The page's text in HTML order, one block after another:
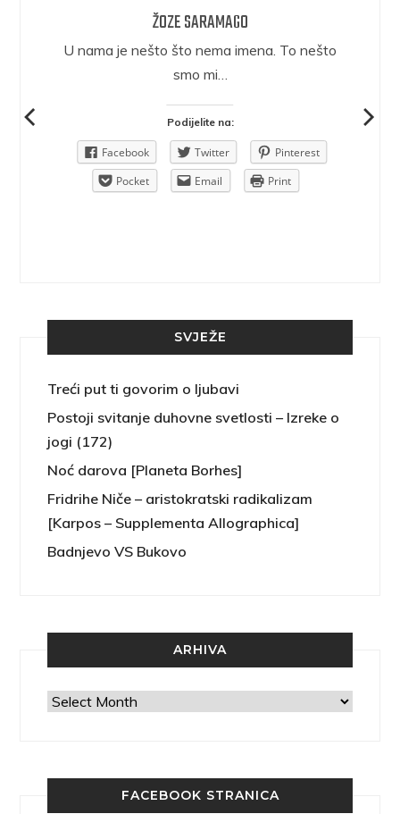
ŽOZE SARAMAGO
U nama je nešto što nema imena. To nešto
smo mi…
Podijelite na:
Facebook Twitter
Pinterest
Pocket
Email Print
SVJEŽE
Treći put ti govorim o ljubavi
Postoji svitanje duhovne svetlosti – Izreke o
jogi (172)
Noć darova [Planeta Borhes]
Fridrihe Niče – aristokratski radikalizam
[Karpos – Supplementa Allographica]
Badnjevo VS Bukovo
ARHIVA
Arhiva
FACEBOOK STRANICA